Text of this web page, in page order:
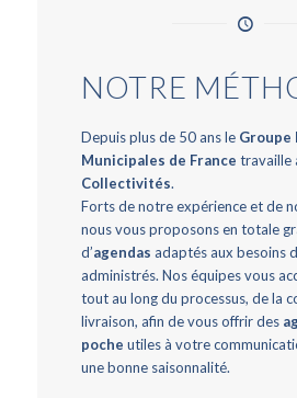
NOTRE
Depuis plus de 50 ans le Groupe
Municipales de France travaille
Collectivités.
Forts de notre expérience et de
nous vous proposons en totale
d’agendas adaptés aux besoins
administrés. Nos équipes vous
tout au long du processus, de la
livraison, afin de vous offrir des
poche utiles à votre
une bonne saisonnalité.